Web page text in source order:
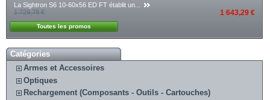
La Sightron S6 10-60x56 ED FT établit un...
1 729,78 €
1 643,29 €
Toutes les promos
Catégories
Armes et Accessoires
Optiques
Rechargement (Composants - Outils - Cartouches)